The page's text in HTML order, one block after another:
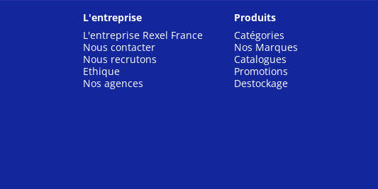
L'entreprise
L'entreprise Rexel France
Nous contacter
Nous recrutons
Ethique
Nos agences
Produits
Catégories
Nos Marques
Catalogues
Promotions
Destockage